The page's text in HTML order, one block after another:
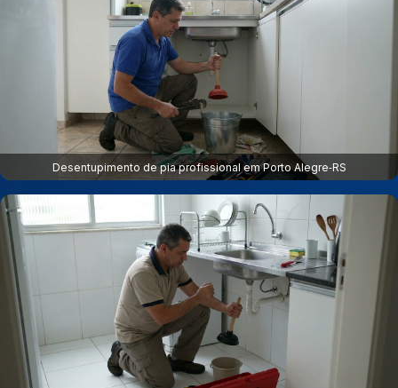
Desentupimento de pia profissional em Porto Alegre‑RS